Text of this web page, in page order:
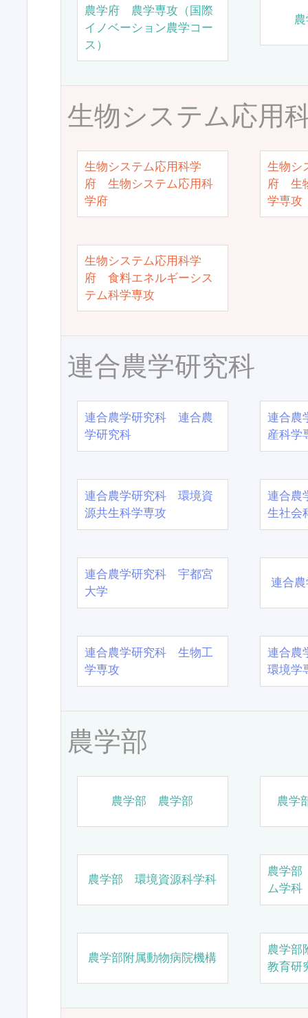
農学府 農学専攻（国際
イノベーション農学コー
ス）
生物システム応用
生物システム応用科学
府 生物システム応用科
学府
生物シ
府 生
学専攻
生物システム応用科学
府 食料エネルギーシス
テム科学専攻
連合農学研究科
連合農学研究科 連合農
学研究科
連合農
産科学
連合農学研究科 環境資
源共生科学専攻
連合農
生社会
連合農学研究科 宇都宮
大学
連合
連合農学研究科 生物工
学専攻
連合農
環境学
農学部
農学部 農学部 農学
農学部 環境資源科学科
農学
ム学科
農学部附属動物病院機構
農学部
教育研